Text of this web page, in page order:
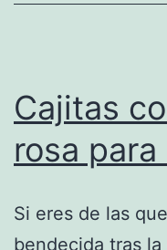
Cajitas
rosa
Si eres de las
bendecida tras